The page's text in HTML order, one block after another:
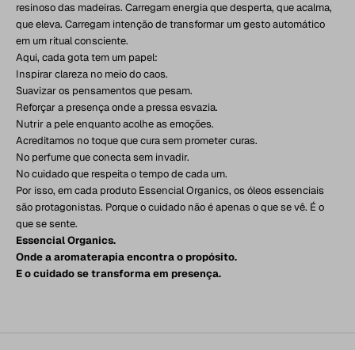
resinoso das madeiras. Carregam energia que desperta, que acalma,
que eleva. Carregam intenção de transformar um gesto automático
em um ritual consciente.
Aqui, cada gota tem um papel:
Inspirar clareza no meio do caos.
Suavizar os pensamentos que pesam.
Reforçar a presença onde a pressa esvazia.
Nutrir a pele enquanto acolhe as emoções.
Acreditamos no toque que cura sem prometer curas.
No perfume que conecta sem invadir.
No cuidado que respeita o tempo de cada um.
Por isso, em cada produto Essencial Organics, os óleos essenciais
são protagonistas. Porque o cuidado não é apenas o que se vê. É o
que se sente.
Essencial Organics.
Onde a aromaterapia encontra o propósito.
E o cuidado se transforma em presença.